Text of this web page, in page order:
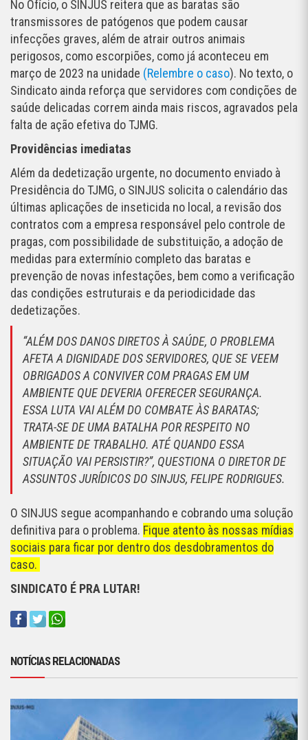
No Ofício, o SINJUS reitera que as baratas são
transmissores de patógenos que podem causar
infecções graves, além de atrair outros animais
perigosos, como escorpiões, como já aconteceu em
março de 2023 na unidade (Relembre o caso). No texto, o
Sindicato ainda reforça que servidores com condições de
saúde delicadas correm ainda mais riscos, agravados pela
falta de ação efetiva do TJMG.
Providências imediatas
Além da dedetização urgente, no documento enviado à
Presidência do TJMG, o SINJUS solicita o calendário das
últimas aplicações de inseticida no local, a revisão dos
contratos com a empresa responsável pelo controle de
pragas, com possibilidade de substituição, a adoção de
medidas para extermínio completo das baratas e
prevenção de novas infestações, bem como a verificação
das condições estruturais e da periodicidade das
dedetizações.
“ALÉM DOS DANOS DIRETOS À SAÚDE, O PROBLEMA
AFETA A DIGNIDADE DOS SERVIDORES, QUE SE VEEM
OBRIGADOS A CONVIVER COM PRAGAS EM UM
AMBIENTE QUE DEVERIA OFERECER SEGURANÇA.
ESSA LUTA VAI ALÉM DO COMBATE ÀS BARATAS;
TRATA-SE DE UMA BATALHA POR RESPEITO NO
AMBIENTE DE TRABALHO. ATÉ QUANDO ESSA
SITUAÇÃO VAI PERSISTIR?”, QUESTIONA O DIRETOR DE
ASSUNTOS JURÍDICOS DO SINJUS, FELIPE RODRIGUES.
O SINJUS segue acompanhando e cobrando uma solução
definitiva para o problema. Fique atento às nossas mídias
sociais para ficar por dentro dos desdobramentos do
caso.
SINDICATO É PRA LUTAR!
NOTÍCIAS RELACIONADAS